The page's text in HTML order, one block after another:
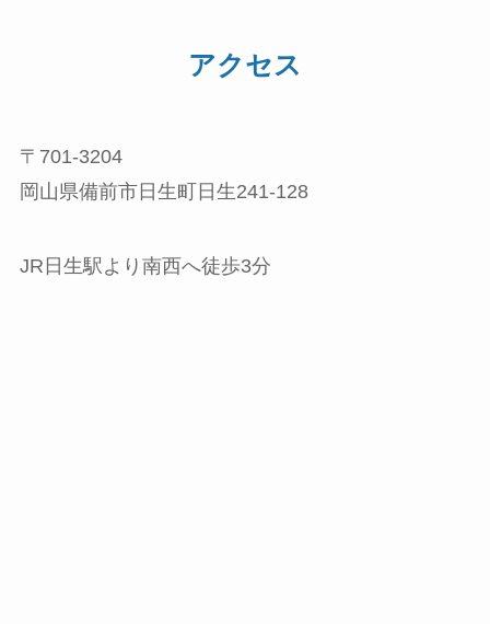
アクセス
〒701-3204
岡山県備前市日生町日生241-128
JR日生駅より南西へ徒歩3分